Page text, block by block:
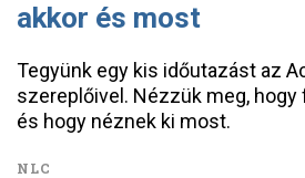
akkor és most
Tegyünk egy kis időutazást az
szereplőivel. Nézzük meg,
és hogy néznek ki most.
NLC